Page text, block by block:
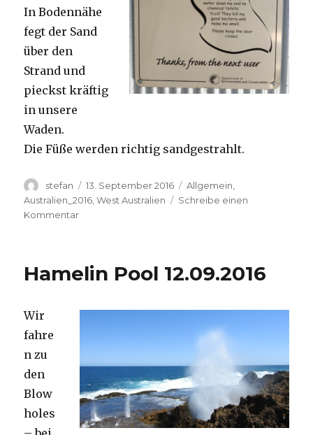
In Bodennähe
fegt der Sand
über den
Strand und
pieckst kräftig
in unsere
Waden.
Die Füße werden richtig sandgestrahlt.
Autor
stefan
Veröffentlicht
am
13. September 2016 Kategorien
Allgemein
Australien_2016 ,West Australien
Schreibe einen
Kommentarzu
Hamelin Pool 12.09.2016
Wir
fahre
n zu
den
Blow
holes